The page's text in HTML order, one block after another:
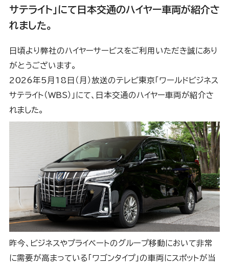
サテライト」にて日本交通のハイヤー車両が紹介さ
れました。
日頃より弊社のハイヤーサービスをご利用いただき誠にあり
がとうございます。
2026年5月18日（月）放送のテレビ東京「ワールドビジネス
サテライト（WBS）」にて、日本交通のハイヤー車両が紹介さ
れました。
昨今、ビジネスやプライベートのグループ移動において非常
に需要が高まっている「ワゴンタイプ」の車両にスポットが当